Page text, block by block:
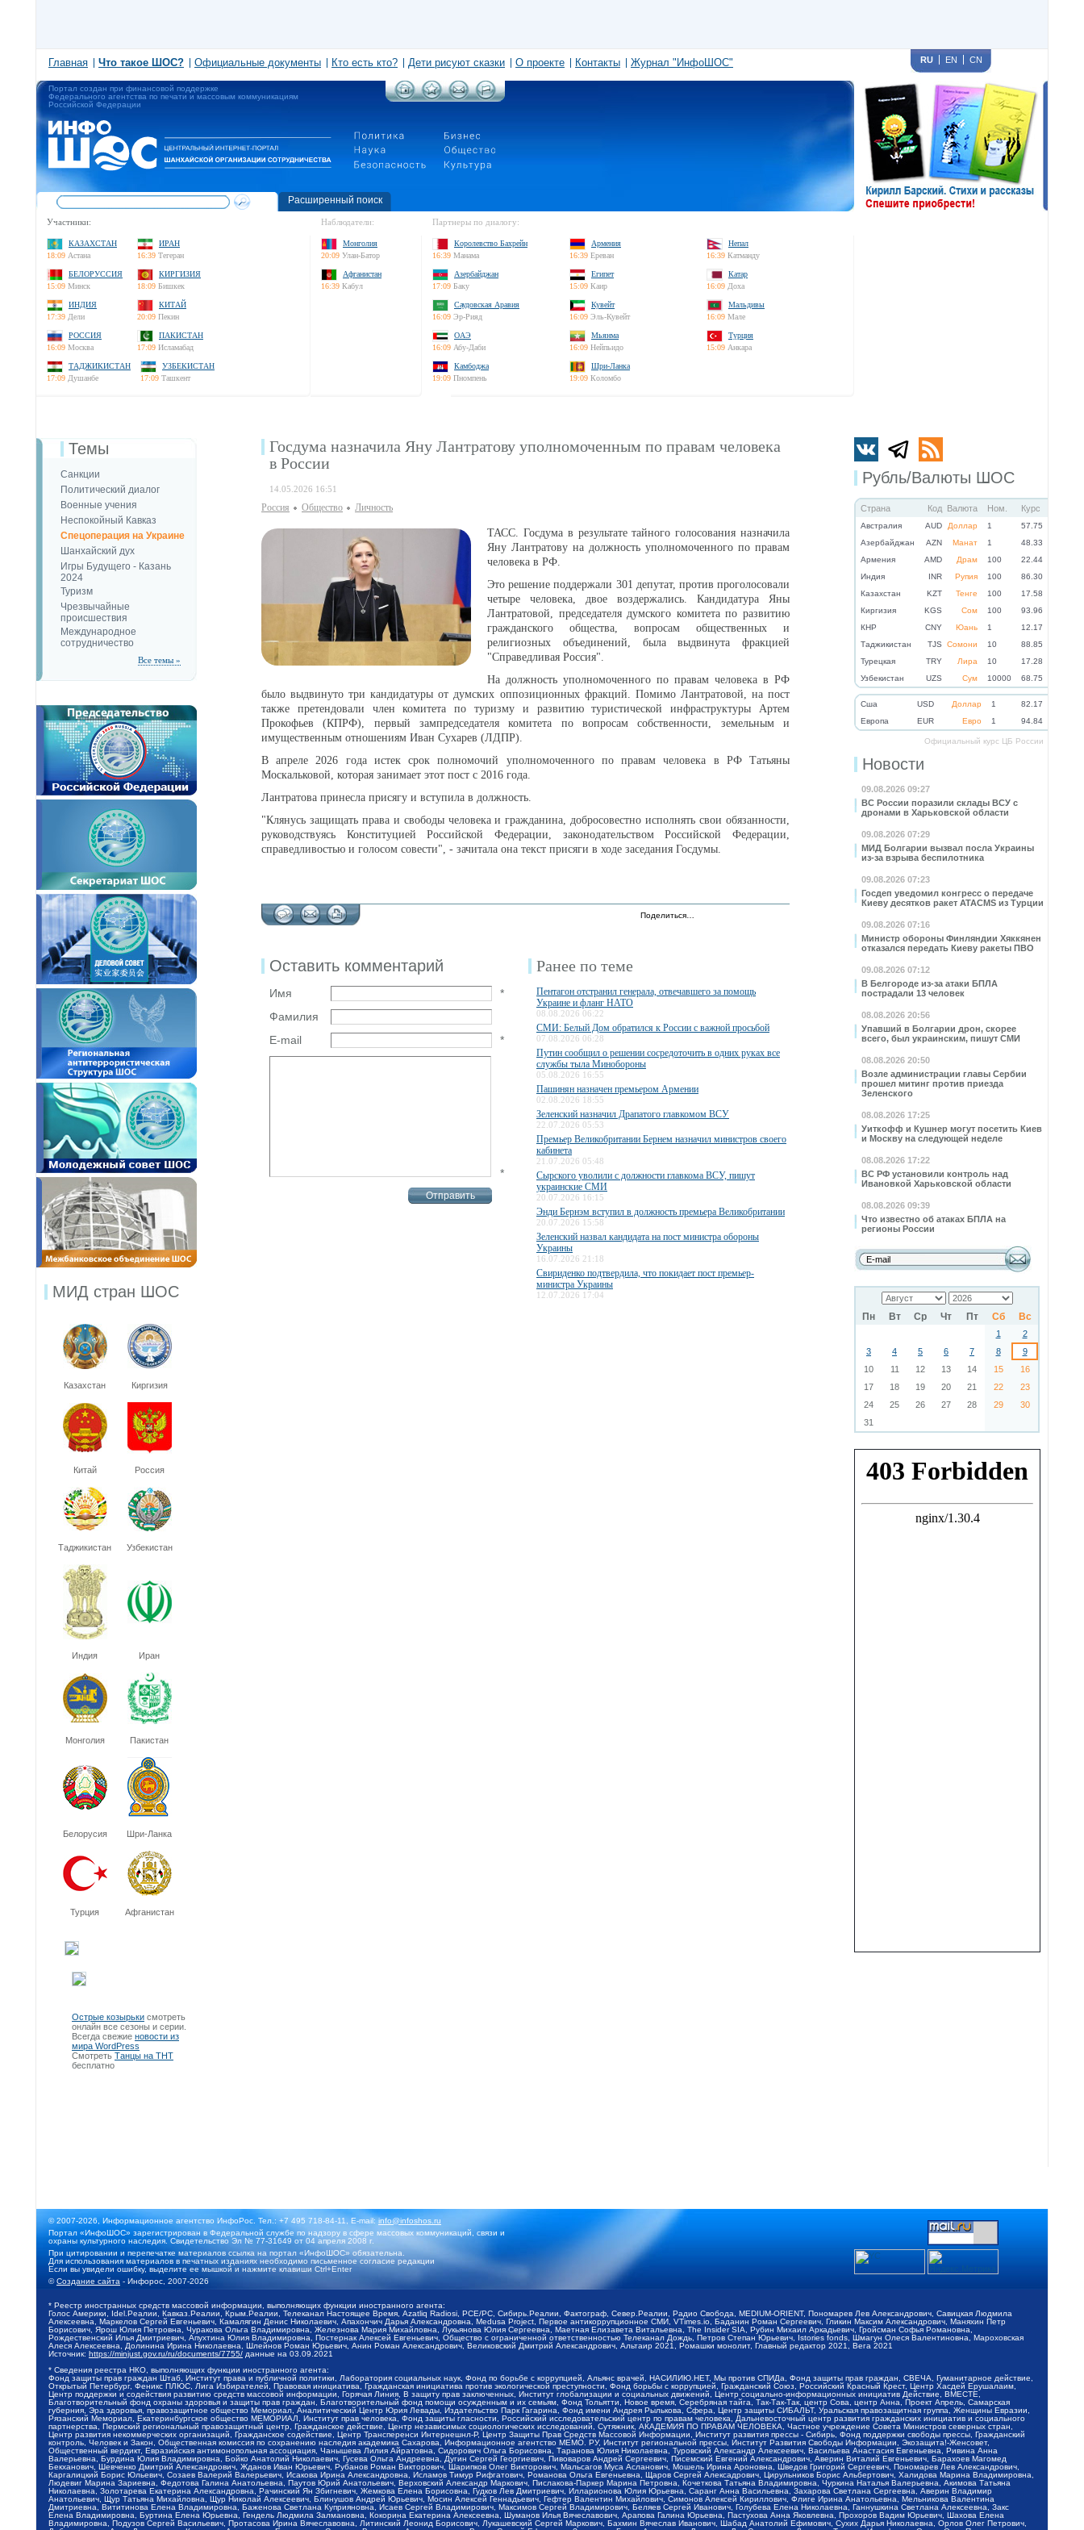
Главная Что такое ШОС? Официальные документы Кто есть кто? Дети рисуют сказки О проекте Контакты Журнал "ИнфоШОС" RU EN CN
Портал создан при финансовой поддержке
Федерального агентства по печати и массовым коммуникациям
Российской Федерации
Расширенный поиск
Участники:
КАЗАХСТАН
18:09 Астана
ИРАН
16:39 Тегеран
БЕЛОРУССИЯ
15:09 Минск
КИРГИЗИЯ
18:09 Бишкек
ИНДИЯ
17:39 Дели
КИТАЙ
20:09 Пекин
РОССИЯ
16:09 Москва
ПАКИСТАН
17:09 Исламабад
ТАДЖИКИСТАН
17:09 Душанбе
УЗБЕКИСТАН
17:09 Ташкент
Наблюдатели:
Монголия
20:09 Улан-Батор
Афганистан
16:39 Кабул
Партнеры по диалогу:
Королевство Бахрейн
16:39 Манама
Армения
16:39 Ереван
Непал
16:39 Катманду
Азербайджан
17:09 Баку
Египет
15:09 Каир
Катар
16:09 Доха
Саудовская Аравия
16:09 Эр-Рияд
Кувейт
16:09 Эль-Кувейт
Мальдивы
16:09 Мале
ОАЭ
16:09 Абу-Даби
Мьянма
16:09 Нейпьидо
Турция
15:09 Анкара
Камбоджа
19:09 Пномпень
Шри-Ланка
19:09 Коломбо
Рубль/Валюты ШОС
Страна Код Валюта Ном. Курс
Австралия AUD Доллар 1
57.75
Азербайджан
AZN Манат 1
48.33
Армения
AMD Драм 100
22.44
Индия
INR Рупия 100
86.30
Казахстан
KZT Тенге 100
17.58
Киргизия
KGS Сом 100
93.96
КНР
CNY Юань 1
12.17
Таджикистан
TJS Сомони 10
88.85
Турецкая
TRY Лира 10
17.28
Узбекистан
UZS Сум 10000 68.75
Cша USD Доллар 1
82.17
Eвропа
EUR Евро 1 94.84
Официальный курс ЦБ России
Новости
09.08.2026 09:27
ВС России поразили склады ВСУ с
дронами в Харьковской области
09.08.2026 07:29
МИД Болгарии вызвал посла Украины
из-за взрыва беспилотника
09.08.2026 07:23
Госдеп уведомил конгресс о передаче
Киеву десятков ракет ATACMS из Турции
09.08.2026 07:16
Министр обороны Финляндии Хяккянен
отказался передать Киеву ракеты ПВО
09.08.2026 07:12
В Белгороде из-за атаки БПЛА
пострадали 13 человек
08.08.2026 20:56
Упавший в Болгарии дрон, скорее
всего, был украинским, пишут СМИ
08.08.2026 20:50
Возле администрации главы Сербии
прошел митинг против приезда
Зеленского
08.08.2026 17:25
Уиткофф и Кушнер могут посетить Киев
и Москву на следующей неделе
08.08.2026 17:22
ВС РФ установили контроль над
Ивановкой Харьковской области
08.08.2026 09:39
Что известно об атаках БПЛА на
регионы России
Пн Вт Ср Чт Пт Сб Вс
1
2
3
4 5 6 7 8
9
10
11 12 13 14 15
16
17
18 19 20 21 22
23
24
25 26 27 28 29
30
31
Темы
Санкции
Политический диалог
Военные учения
Неспокойный Кавказ
Спецоперация на Украине
Шанхайский дух
Игры Будущего - Казань
2024
Туризм
Чрезвычайные
происшествия
Международное
сотрудничество
Все темы »
МИД стран ШОС
Казахстан Киргизия
Китай Россия
Таджикистан Узбекистан
Индия Иран
Монголия Пакистан
Белорусия Шри-Ланка
Турция Афганистан
Острые козырьки смотреть
онлайн все сезоны и серии.
Всегда свежие новости из
мира WordPress
Смотреть Танцы на ТНТ
бесплатно
Госдума назначила Яну Лантратову уполномоченным по правам человека
в России
14.05.2026 16:51
Россия Общество Личность
ТАСС. Госдума в результате тайного голосования назначила
Яну Лантратову на должность уполномоченного по правам
человека в РФ.
Это решение поддержали 301 депутат, против проголосовали
четыре человека, двое воздержались. Кандидатура Яны
Лантратовой, председателя думского комитета по развитию
гражданского общества, вопросам общественных и
религиозных объединений, была выдвинута фракцией
"Справедливая Россия".
На должность уполномоченного по правам человека в РФ
было выдвинуто три кандидатуры от думских оппозиционных фракций. Помимо Лантратовой, на пост
также претендовали член комитета по туризму и развитию туристической инфраструктуры Артем
Прокофьев (КПРФ), первый зампредседателя комитета по вопросам собственности, земельным и
имущественным отношениям Иван Сухарев (ЛДПР).
В апреле 2026 года истек срок полномочий уполномоченного по правам человека в РФ Татьяны
Москальковой, которая занимает этот пост с 2016 года.
Лантратова принесла присягу и вступила в должность.
"Клянусь защищать права и свободы человека и гражданина, добросовестно исполнять свои обязанности,
руководствуясь Конституцией Российской Федерации, законодательством Российской Федерации,
справедливостью и голосом совести", - зачитала она текст присяги в ходе заседания Госдумы.
Поделиться…
Оставить комментарий
Имя
*
Фамилия
E-mail
*
*
Ранее по теме
Пентагон отстранил генерала, отвечавшего за помощь
Украине и фланг НАТО
08.08.2026 06:22
СМИ: Белый Дом обратился к России с важной просьбой
07.08.2026 06:28
Путин сообщил о решении сосредоточить в одних руках все
службы тыла Минобороны
05.08.2026 16:55
Пашинян назначен премьером Армении
02.08.2026 18:55
Зеленский назначил Драпатого главкомом ВСУ
22.07.2026 05:53
Премьер Великобритании Бернем назначил министров своего
кабинета
21.07.2026 05:48
Сырского уволили с должности главкома ВСУ, пишут
украинские СМИ
20.07.2026 16:15
Энди Бернэм вступил в должность премьера Великобритании
20.07.2026 15:58
Зеленский назвал кандидата на пост министра обороны
Украины
16.07.2026 21:18
Свириденко подтвердила, что покидает пост премьер-
министра Украины
12.07.2026 17:04
© 2007-2026, Информационное агентство ИнфоРос. Тел.: +7 495 718-84-11, E-mail:info@infoshos.ru
Портал «ИнфоШОС» зарегистрирован в Федеральной службе по надзору в сфере массовых коммуникаций, связи и
охраны культурного наследия. Свидетельство Эл № 77-31649 от 04 апреля 2008 г.
При цитировании и перепечатке материалов ссылка на портал «ИнфоШОС» обязательна.
Для использования материалов в печатных изданиях необходимо письменное согласие редакции
Если вы увидели ошибку, выделите ее мышкой и нажмите клавиши Ctrl+Enter
©Создание сайта - Инфорос, 2007-2026
* Реестр иностранных средств массовой информации, выполняющих функции иностранного агента:
Голос Америки, Idel.Реалии, Кавказ.Реалии, Крым.Реалии, Телеканал Настоящее Время, Azatliq Radiosi, PCE/PC, Сибирь.Реалии, Фактограф, Север.Реалии, Радио Свобода, MEDIUM-ORIENT, Пономарев Лев Александрович, Савицкая Людмила
Алексеевна, Маркелов Сергей Евгеньевич, Камалягин Денис Николаевич, Апахончич Дарья Александровна, Medusa Project, Первое антикоррупционное СМИ, VTimes.io, Баданин Роман Сергеевич, Гликин Максим Александрович, Маняхин Петр
Борисович, Ярош Юлия Петровна, Чуракова Ольга Владимировна, Железнова Мария Михайловна, Лукьянова Юлия Сергеевна, Маетная Елизавета Витальевна, The Insider SIA, Рубин Михаил Аркадьевич, Гройсман Софья Романовна,
Рождественский Илья Дмитриевич, Апухтина Юлия Владимировна, Постернак Алексей Евгеньевич, Общество с ограниченной ответственностью Телеканал Дождь, Петров Степан Юрьевич, Istories fonds, Шмагун Олеся Валентиновна, Мароховская
Алеся Алексеевна, Долинина Ирина Николаевна, Шлейнов Роман Юрьевич, Анин Роман Александрович, Великовский Дмитрий Александрович, Альтаир 2021, Ромашки монолит, Главный редактор 2021, Вега 2021
Источник: https://minjust.gov.ru/ru/documents/7755/ данные на 03.09.2021
* Сведения реестра НКО, выполняющих функции иностранного агента:
Фонд защиты прав граждан Штаб, Институт права и публичной политики, Лаборатория социальных наук, Фонд по борьбе с коррупцией, Альянс врачей, НАСИЛИЮ.НЕТ, Мы против СПИДа, Фонд защиты прав граждан, СВЕЧА, Гуманитарное действие,
Открытый Петербург, Феникс ПЛЮС, Лига Избирателей, Правовая инициатива, Гражданская инициатива против экологической преступности, Фонд борьбы с коррупцией, Гражданский Союз, Российский Красный Крест, Центр Хасдей Ерушалаим,
Центр поддержки и содействия развитию средств массовой информации, Горячая Линия, В защиту прав заключенных, Институт глобализации и социальных движений, Центр социально-информационных инициатив Действие, ВМЕСТЕ,
Благотворительный фонд охраны здоровья и защиты прав граждан, Благотворительный фонд помощи осужденным и их семьям, Фонд Тольятти, Новое время, Серебряная тайга, Так-Так-Так, центр Сова, центр Анна, Проект Апрель, Самарская
губерния, Эра здоровья, правозащитное общество Мемориал, Аналитический Центр Юрия Левады, Издательство Парк Гагарина, Фонд имени Андрея Рылькова, Сфера, Центр защиты СИБАЛЬТ, Уральская правозащитная группа, Женщины Евразии,
Рязанский Мемориал, Екатеринбургское общество МЕМОРИАЛ, Институт прав человека, Фонд защиты гласности, Российский исследовательский центр по правам человека, Дальневосточный центр развития гражданских инициатив и социального
партнерства, Пермский региональный правозащитный центр, Гражданское действие, Центр независимых социологических исследований, Сутяжник, АКАДЕМИЯ ПО ПРАВАМ ЧЕЛОВЕКА, Частное учреждение Совета Министров северных стран,
Центр развития некоммерческих организаций, Гражданское содействие, Центр Трансперенси Интернешнл-Р, Центр Защиты Прав Средств Массовой Информации, Институт развития прессы - Сибирь, Фонд поддержки свободы прессы, Гражданский
контроль, Человек и Закон, Общественная комиссия по сохранению наследия академика Сахарова, Информационное агентство МЕМО. РУ, Институт региональной прессы, Институт Развития Свободы Информации, Экозащита!-Женсовет,
Общественный вердикт, Евразийская антимонопольная ассоциация, Чанышева Лилия Айратовна, Сидорович Ольга Борисовна, Таранова Юлия Николаевна, Туровский Александр Алексеевич, Васильева Анастасия Евгеньевна, Ривина Анна
Валерьевна, Бурдина Юлия Владимировна, Бойко Анатолий Николаевич, Гусева Ольга Андреевна, Дугин Сергей Георгиевич, Пивоваров Андрей Сергеевич, Писемский Евгений Александрович, Аверин Виталий Евгеньевич, Барахоев Магомед
Бекханович, Шевченко Дмитрий Александрович, Жданов Иван Юрьевич, Рубанов Роман Викторович, Шарипков Олег Викторович, Мальсагов Муса Асланович, Мошель Ирина Ароновна, Шведов Григорий Сергеевич, Пономарев Лев Александрович,
Каргалицкий Борис Юльевич, Созаев Валерий Валерьевич, Исакова Ирина Александровна, Исламов Тимур Рифгатович, Романова Ольга Евгеньевна, Щаров Сергей Алексадрович, Цирульников Борис Альбертович, Халидова Марина Владимировна,
Людевиг Марина Зариевна, Федотова Галина Анатольевна, Паутов Юрий Анатольевич, Верховский Александр Маркович, Пислакова-Паркер Марина Петровна, Кочеткова Татьяна Владимировна, Чуркина Наталья Валерьевна, Акимова Татьяна
Николаевна, Золотарева Екатерина Александровна, Рачинский Ян Збигневич, Жемкова Елена Борисовна, Гудков Лев Дмитриевич, Илларионова Юлия Юрьевна, Саранг Анна Васильевна, Захарова Светлана Сергеевна, Аверин Владимир
Анатольевич, Щур Татьяна Михайловна, Щур Николай Алексеевич, Блинушов Андрей Юрьевич, Мосин Алексей Геннадьевич, Гефтер Валентин Михайлович, Симонов Алексей Кириллович, Флиге Ирина Анатольевна, Мельникова Валентина
Дмитриевна, Вититинова Елена Владимировна, Баженова Светлана Куприяновна, Исаев Сергей Владимирович, Максимов Сергей Владимирович, Беляев Сергей Иванович, Голубева Елена Николаевна, Ганнушкина Светлана Алексеевна, Закс
Елена Владимировна, Буртина Елена Юрьевна, Гендель Людмила Залмановна, Кокорина Екатерина Алексеевна, Шуманов Илья Вячеславович, Арапова Галина Юрьевна, Пастухова Анна Яковлевна, Прохоров Вадим Юрьевич, Шахова Елена
Владимировна, Подузов Сергей Васильевич, Протасова Ирина Вячеславовна, Литинский Леонид Борисович, Лукашевский Сергей Маркович, Бахмин Вячеслав Иванович, Шабад Анатолий Ефимович, Сухих Дарья Николаевна, Орлов Олег Петрович,